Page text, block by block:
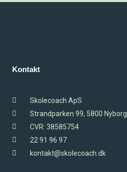
Kontakt
Skolecoach ApS
Strandparken 99, 5800 Nyborg
CVR: 38585754
22 91 96 97
kontakt@skolecoach.dk